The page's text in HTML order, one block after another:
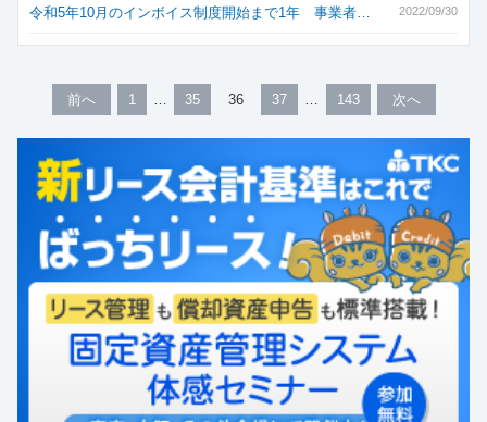
2022/09/30
令和5年10月のインボイス制度開始まで1年 事業者…
前へ 1 35 36 37 143 次へ